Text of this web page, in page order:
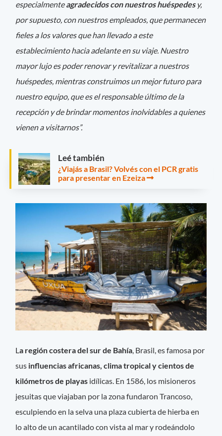
especialmenteagradecidos con nuestros huéspedes y,
por supuesto, con nuestros empleados, que permanecen
fieles a los valores que han llevado a este
establecimiento hacia adelante en su viaje. Nuestro
mayor lujo es poder renovar y revitalizar a nuestros
huéspedes, mientras construimos un mejor futuro para
nuestro equipo, que es el responsable último de la
recepción y de brindar momentos inolvidables a quienes
vienen a visitarnos”.
Leé también
¿Viajás a Brasil? Volvés con el PCR gratis
para presentar en Ezeiza
La región costera del sur de Bahía, Brasil, es famosa por
sus influencias africanas, clima tropical y cientos de
kilómetros de playas idílicas. En 1586, los misioneros
jesuitas que viajaban por la zona fundaron Trancoso,
esculpiendo en la selva una plaza cubierta de hierba en
lo alto de un acantilado con vista al mar y rodeándolo